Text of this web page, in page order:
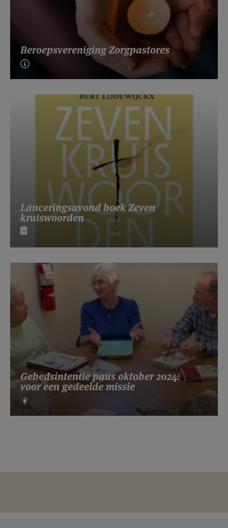
Beroepsvereniging Zorgpastores
Lanceringsavond boek Zeven
kruiswoorden
Gebedsintentie paus oktober 2024:
voor een gedeelde missie